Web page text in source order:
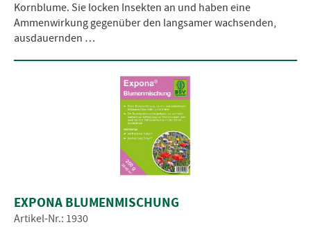
Kornblume. Sie locken Insekten an und haben eine
Ammenwirkung gegenüber den langsamer wachsenden,
ausdauernden …
EXPONA BLUMENMISCHUNG
Artikel-Nr.: 1930